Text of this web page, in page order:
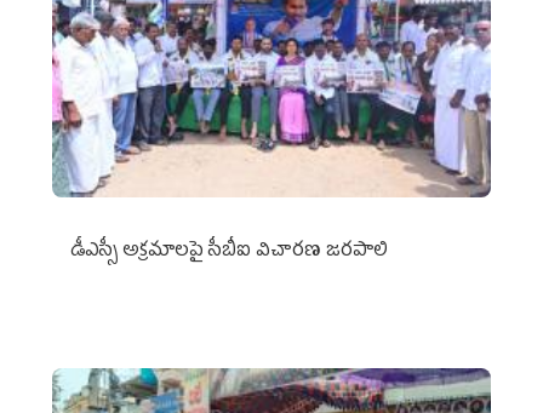
డీఎస్సీ అక్రమాలపై సీబీఐ విచారణ జరపాలి